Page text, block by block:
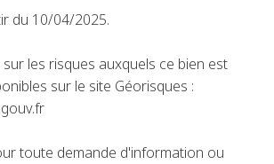
du 10/04/2025.
les risques auxquels ce bien est
sur le site Géorisques :
toute demande d'information ou